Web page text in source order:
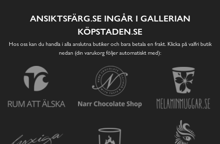
ANSIKTSFÄRG.SE INGÅR I GALLERIAN
KÖPSTADEN.SE
Hos oss kan du handla i alla anslutna butiker och bara betala en frakt. Klicka på valfri butik
nedan (din varukorg följer automatiskt med):